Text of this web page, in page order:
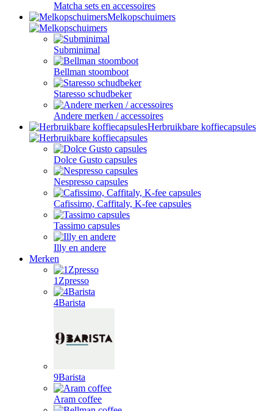
Matcha sets en accessoires
Melkopschuimers
Subminimal
Bellman stoomboot
Staresso schudbeker
Andere merken / accessoires
Herbruikbare koffiecapsules
Dolce Gusto capsules
Nespresso capsules
Cafissimo, Caffitaly, K-fee capsules
Tassimo capsules
Illy en andere
Merken
1Zpresso
4Barista
9Barista
Aram coffee